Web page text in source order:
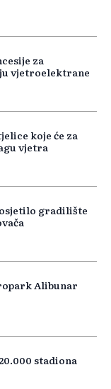
za
vjetroelektrane
koje će za
vjetra
gradilište
Alibunar
stadiona